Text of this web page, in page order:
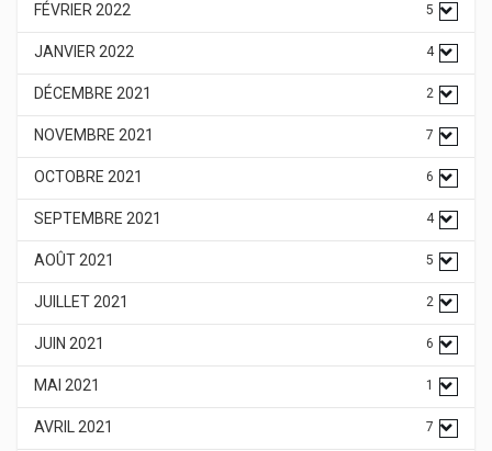
FÉVRIER 2022 5
JANVIER 2022 4
DÉCEMBRE 2021 2
NOVEMBRE 2021 7
OCTOBRE 2021 6
SEPTEMBRE 2021 4
AOÛT 2021 5
JUILLET 2021 2
JUIN 2021 6
MAI 2021 1
AVRIL 2021 7